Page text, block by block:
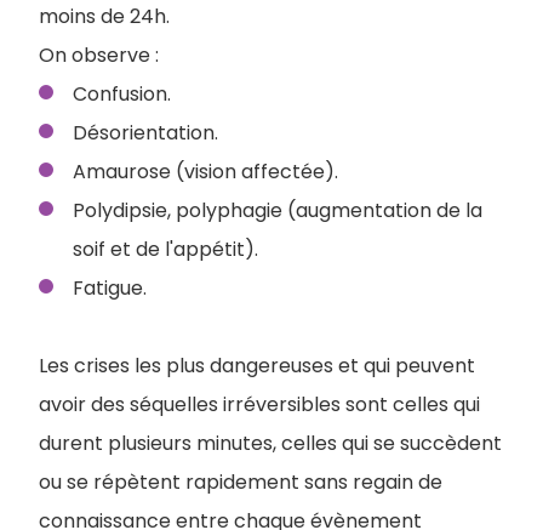
moins de 24h.
On observe :
Confusion.
Désorientation.
Amaurose (vision affectée).
Polydipsie, polyphagie (augmentation de la
soif et de l'appétit).
Fatigue.
Les crises les plus dangereuses et qui peuvent
avoir des séquelles irréversibles sont celles qui
durent plusieurs minutes, celles qui se succèdent
ou se répètent rapidement sans regain de
connaissance entre chaque évènement